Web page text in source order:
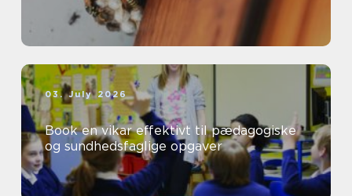
03. July 2026
Book en vikar effektivt til pædagogiske
og sundhedsfaglige opgaver